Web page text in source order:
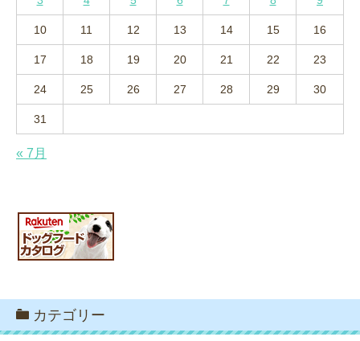
10 11 12 13 14 15 16
17 18 19 20 21 22 23
24 25 26 27 28 29 30
31
« 7月
カテゴリー